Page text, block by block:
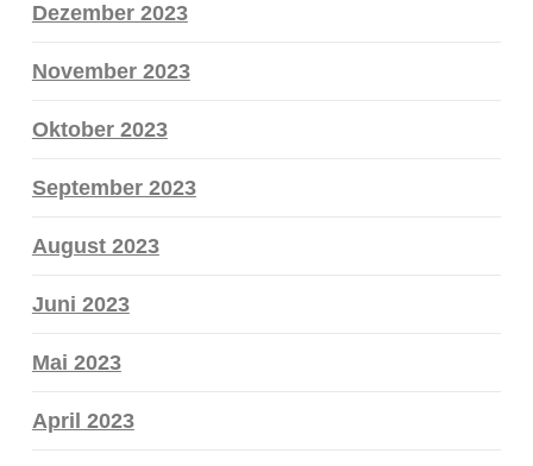
Dezember 2023
November 2023
Oktober 2023
September 2023
August 2023
Juni 2023
Mai 2023
April 2023